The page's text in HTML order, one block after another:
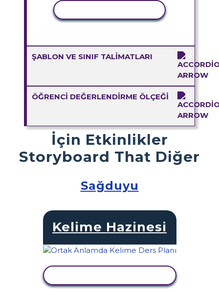
ŞABLON VE SINIF TALIMATLARI
ÖĞRENCI DEĞERLENDIRME ÖLÇEĞI
İçin Etkinlikler
Storyboard That Diğer
Sağduyu
Kelime Hazinesi